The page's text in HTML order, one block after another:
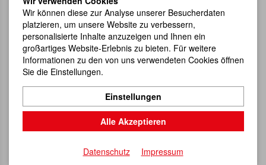
Buchstabenzug Drachenkörper
Wir können diese zur Analyse unserer Besucherdaten
platzieren, um unsere Website zu verbessern,
personalisierte Inhalte anzuzeigen und Ihnen ein
großartiges Website-Erlebnis zu bieten. Für weitere
Informationen zu den von uns verwendeten Cookies öffnen
Sie die Einstellungen.
Einstellungen
Alle Akzeptieren
Datenschutz Impressum